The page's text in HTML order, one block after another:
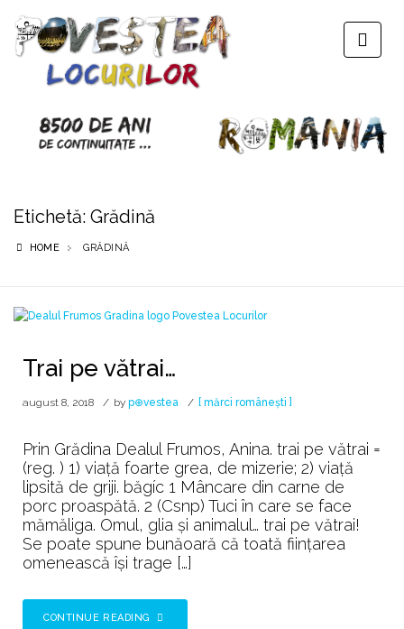
Etichetă: Grădină
HOME GRĂDINĂ
Trai pe vătrai…
august 8, 2018 by p⊕vestea [ mărci românești ]
Prin Grădina Dealul Frumos, Anina. trai pe vătrai =
(reg. ) 1) viață foarte grea, de mizerie; 2) viață
lipsită de griji. băgíc 1 Mâncare din carne de
porc proaspătă. 2 (Csnp) Tuci în care se face
mămăliga. Omul, glia și animalul… trai pe vătrai!
Se poate spune bunăoară că toată ființarea
omenească își trage […]
CONTINUE READING